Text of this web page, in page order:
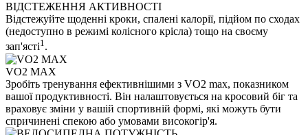
ВІДСТЕЖЕННЯ АКТИВНОСТІ
Відстежуйте щоденні кроки, спалені калорії, підйом по сходах
(недоступно в режимі колісного крісла) тощо на своєму
зап'ясті1.
VO2 MAX
Зробіть тренування ефективнішими з VO2 max, показником
вашої продуктивності. Він налаштовується на кросовий біг та
враховує зміни у вашій спортивній формі, які можуть бути
спричинені спекою або умовами високогір'я.